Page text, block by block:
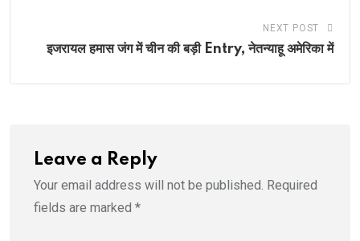
NEXT POST
इजरायल हमास जंग में चीन की बड़ी Entry, नेतन्याहू अमेरिका में
Leave a Reply
Your email address will not be published. Required
fields are marked *